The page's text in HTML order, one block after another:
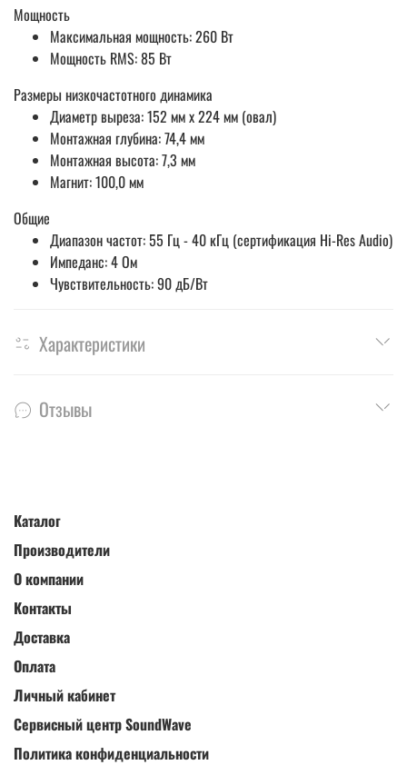
Мощность
Максимальная мощность: 260 Вт
Мощность RMS: 85 Вт
Размеры низкочастотного динамика
Диаметр выреза: 152 мм х 224 мм (овал)
Монтажная глубина: 74,4 мм
Монтажная высота: 7,3 мм
Магнит: 100,0 мм
Общие
Диапазон частот: 55 Гц - 40 кГц (сертификация Hi-Res Audio)
Импеданс: 4 Ом
Чувствительность: 90 дБ/Вт
Характеристики
Отзывы
Каталог
Производители
О компании
Контакты
Доставка
Оплата
Личный кабинет
Сервисный центр SoundWave
Политика конфиденциальности